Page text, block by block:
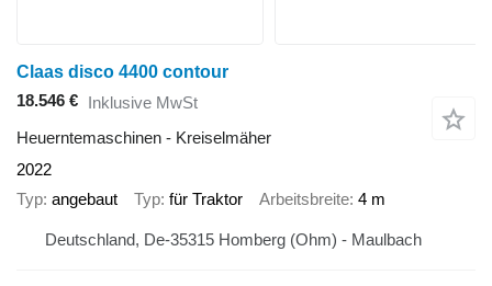
Claas disco 4400 contour
18.546 € Inklusive MwSt
Heuerntemaschinen - Kreiselmäher
2022
Typ angebaut Typ für Traktor Arbeitsbreite 4 m
Deutschland, De-35315 Homberg (Ohm) - Maulbach